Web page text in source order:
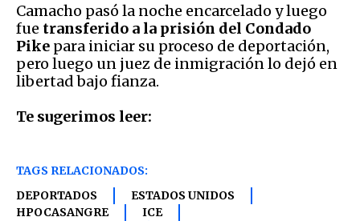
Camacho pasó la noche encarcelado y luego
fue transferido a la prisión del Condado
Pike para iniciar su proceso de deportación,
pero luego un juez de inmigración lo dejó en
libertad bajo fianza.
Te sugerimos leer:
TAGS RELACIONADOS:
DEPORTADOS
ESTADOS UNIDOS
HPOCASANGRE
ICE